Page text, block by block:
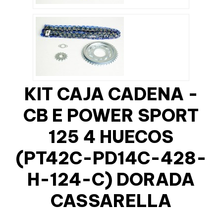
KIT CAJA CADENA -
CB E POWER SPORT
125 4 HUECOS
(PT42C-PD14C-428-
H-124-C) DORADA
CASSARELLA